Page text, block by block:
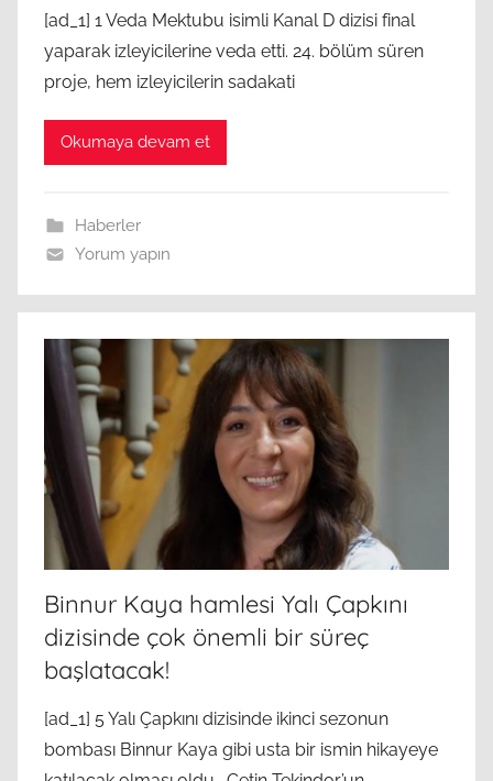
[ad_1] 1 Veda Mektubu isimli Kanal D dizisi final
yaparak izleyicilerine veda etti. 24. bölüm süren
proje, hem izleyicilerin sadakati
Okumaya devam et
Haberler
Yorum yapın
Binnur Kaya hamlesi Yalı Çapkını
dizisinde çok önemli bir süreç
başlatacak!
[ad_1] 5 Yalı Çapkını dizisinde ikinci sezonun
bombası Binnur Kaya gibi usta bir ismin hikayeye